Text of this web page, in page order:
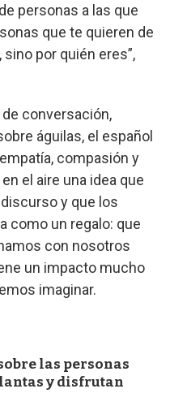
personas a las que
que te quieren de
por quién eres”,
conversación,
águilas, el español
compasión y
el aire una idea que
y que los
como un regalo: que
con nosotros
un impacto mucho
imaginar.
las personas
y disfrutan